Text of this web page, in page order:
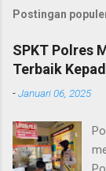
Postingan
SPKT Polres
Terbaik
-Januari 06, 2025